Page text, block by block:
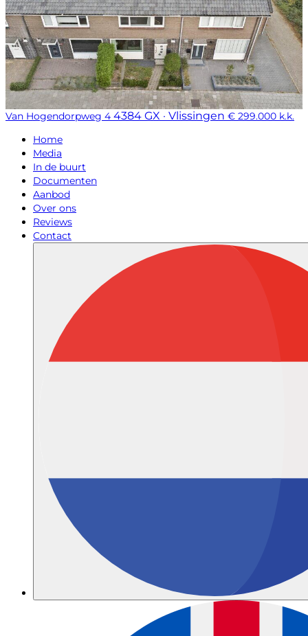
Van Hogendorpweg 4 4384 GX · Vlissingen € 299.000 k.k.
Home
Media
In de buurt
Documenten
Aanbod
Over ons
Reviews
Contact